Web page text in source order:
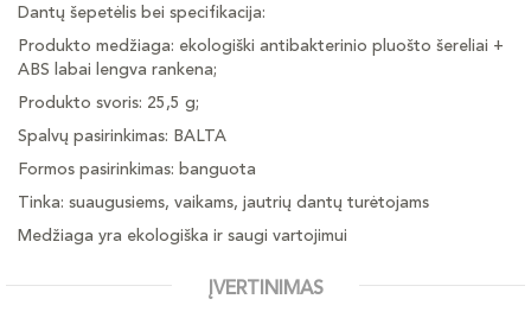
Dantų šepetėlis bei specifikacija:
Produkto medžiaga: ekologiški antibakterinio pluošto šereliai +
ABS labai lengva rankena;
Produkto svoris: 25,5 g;
Spalvų pasirinkimas: BALTA
Formos pasirinkimas: banguota
Tinka: suaugusiems, vaikams, jautrių dantų turėtojams
Medžiaga yra ekologiška ir saugi vartojimui
ĮVERTINIMAS